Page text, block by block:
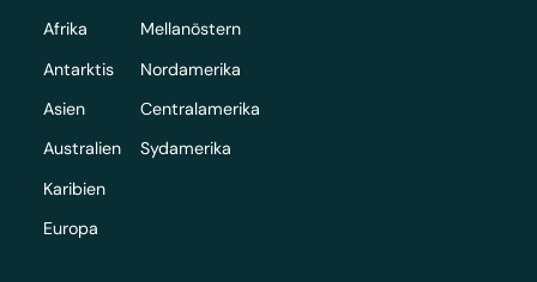
Afrika
Antarktis
Asien
Australien
Karibien
Europa
Mellanöstern
Nordamerika
Centralamerika
Sydamerika